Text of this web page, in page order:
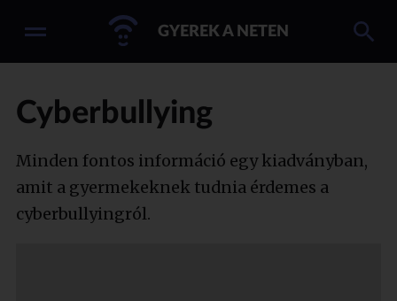
GYEREK A NETEN
Cyberbullying
Minden fontos információ egy kiadványban,
amit a gyermekeknek tudnia érdemes a
cyberbullyingról.